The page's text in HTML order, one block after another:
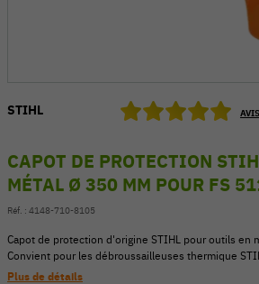
STIHL
CAPOT DE PROTECTION
MÉTAL Ø 350 MM POUR FS
Réf. : 4148-710-8105
Capot de protection d'origine STIHL pour outils en
Convient pour les débroussailleuses thermique
Plus de détails